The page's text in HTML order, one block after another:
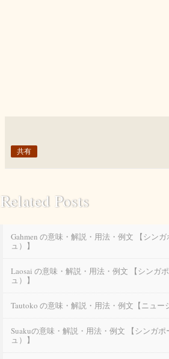
共有
Related Posts
Gahmen の意味・解説・用法・例文 【シン
ュ）】
Laosai の意味・解説・用法・例文 【シンガ
ュ）】
Tautoko の意味・解説・用法・例文【ニュー
Suakuの意味・解説・用法・例文 【シンガ
ュ）】